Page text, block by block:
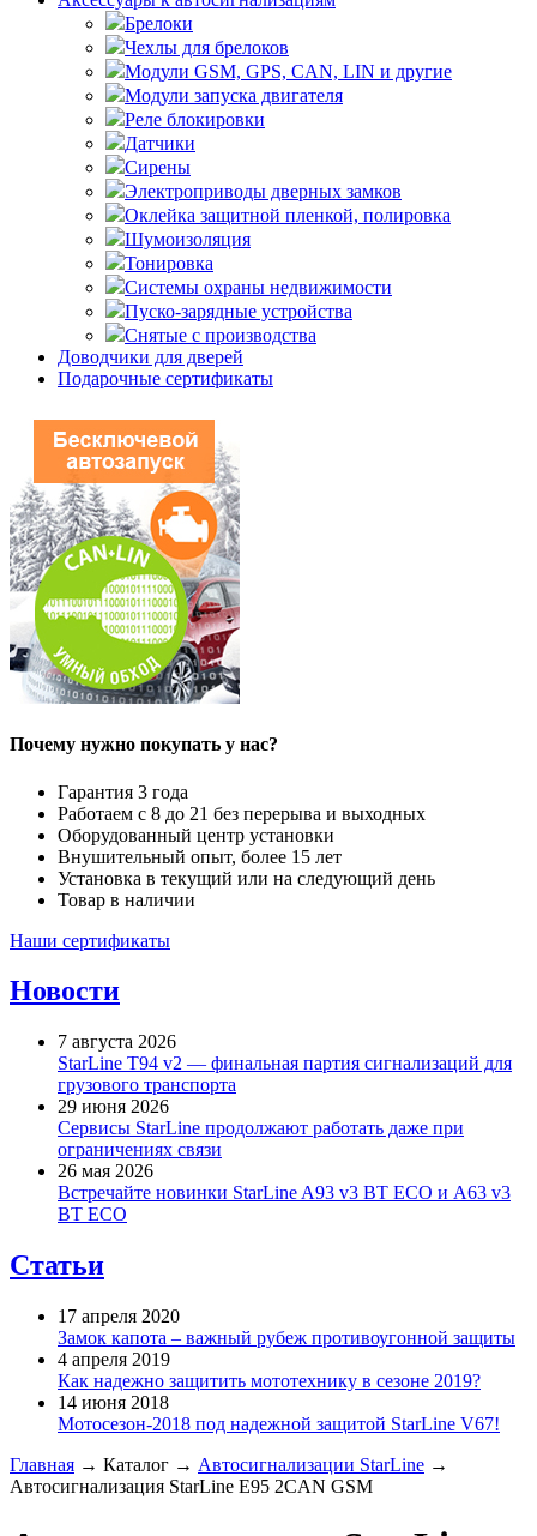
Брелоки
Чехлы для брелоков
Модули GSM, GPS, CAN, LIN и другие
Модули запуска двигателя
Реле блокировки
Датчики
Сирены
Электроприводы дверных замков
Оклейка защитной пленкой, полировка
Шумоизоляция
Тонировка
Системы охраны недвижимости
Пуско-зарядные устройства
Снятые с производства
Доводчики для дверей
Подарочные сертификаты
Почему нужно покупать у нас?
Гарантия 3 года
Работаем с 8 до 21 без перерыва и выходных
Оборудованный центр установки
Внушительный опыт, более 15 лет
Установка в текущий или на следующий день
Товар в наличии
Наши сертификаты
Новости
7 августа 2026
StarLine T94 v2 — финальная партия сигнализаций для
грузового транспорта
29 июня 2026
Сервисы StarLine продолжают работать даже при
ограничениях связи
26 мая 2026
Встречайте новинки StarLine A93 v3 BT ECO и A63 v3
BT ECO
Статьи
17 апреля 2020
Замок капота – важный рубеж противоугонной защиты
4 апреля 2019
Как надежно защитить мототехнику в сезоне 2019?
14 июня 2018
Мотосезон-2018 под надежной защитой StarLine V67!
Главная → Каталог → Автосигнализации StarLine →
Автосигнализация StarLine E95 2CAN GSM